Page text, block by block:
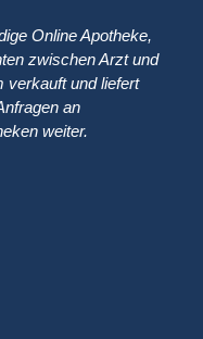
Online Apotheke,
zwischen Arzt und
verkauft und liefert
an
weiter.